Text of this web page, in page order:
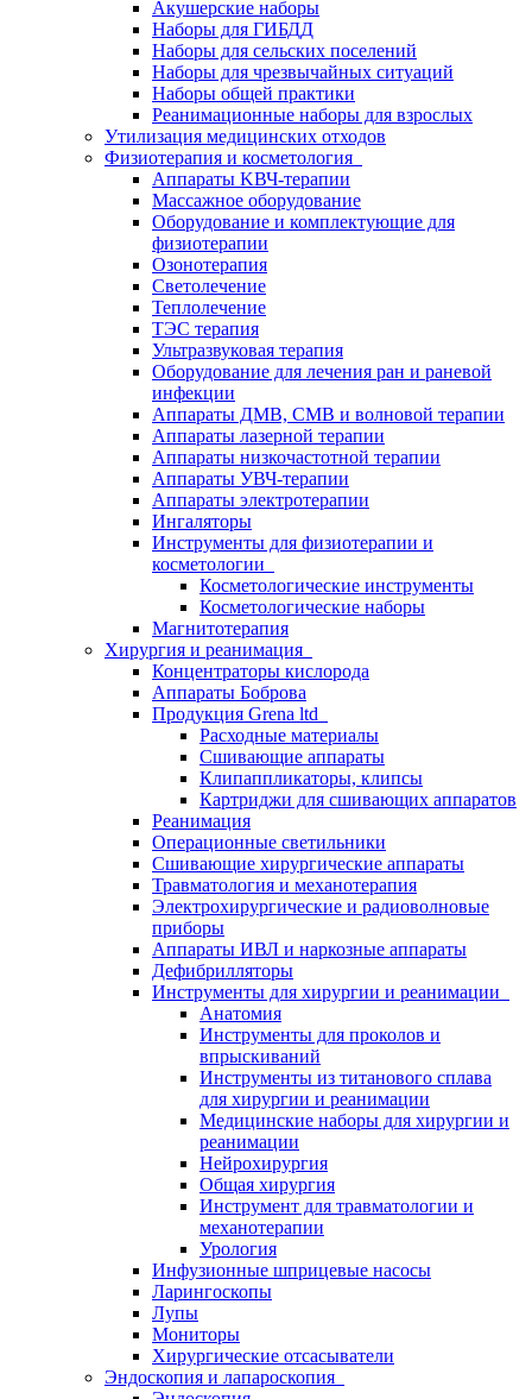
Акушерские наборы
Наборы для ГИБДД
Наборы для сельских поселений
Наборы для чрезвычайных ситуаций
Наборы общей практики
Реанимационные наборы для взрослых
Утилизация медицинских отходов
Физиотерапия и косметология
Аппараты KВЧ-терапии
Массажное оборудование
Оборудование и комплектующие для
физиотерапии
Озонотерапия
Светолечение
Теплолечение
ТЭС терапия
Ультразвуковая терапия
Оборудование для лечения ран и раневой
инфекции
Аппараты ДМВ, СМВ и волновой терапии
Аппараты лазерной терапии
Аппараты низкочастотной терапии
Аппараты УВЧ-терапии
Аппараты электротерапии
Ингаляторы
Инструменты для физиотерапии и
косметологии
Косметологические инструменты
Косметологические наборы
Магнитотерапия
Хирургия и реанимация
Концентраторы кислорода
Аппараты Боброва
Продукция Grena ltd
Расходные материалы
Сшивающие аппараты
Клипаппликаторы, клипсы
Картриджи для сшивающих аппаратов
Реанимация
Операционные светильники
Сшивающие хирургические аппараты
Травматология и механотерапия
Электрохирургические и радиоволновые
приборы
Аппараты ИВЛ и наркозные аппараты
Дефибрилляторы
Инструменты для хирургии и реанимации
Анатомия
Инструменты для проколов и
впрыскиваний
Инструменты из титанового сплава
для хирургии и реанимации
Медицинские наборы для хирургии и
реанимации
Нейрохирургия
Общая хирургия
Инструмент для травматологии и
механотерапии
Урология
Инфузионные шприцевые насосы
Ларингоскопы
Лупы
Мониторы
Хирургические отсасыватели
Эндоскопия и лапароскопия